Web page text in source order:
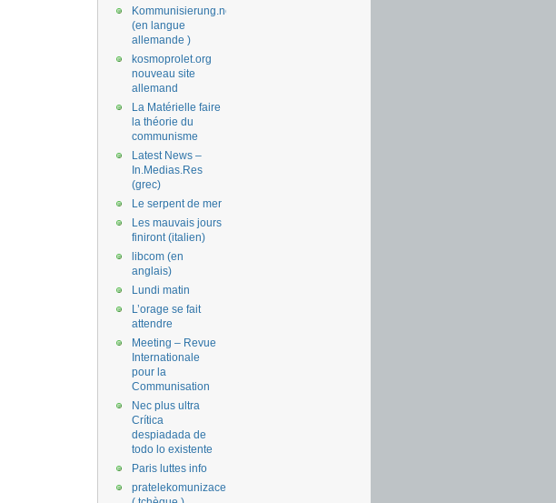
Kommunisierung.net
(en langue
allemande )
kosmoprolet.org
nouveau site
allemand
La Matérielle faire
la théorie du
communisme
Latest News –
In.Medias.Res
(grec)
Le serpent de mer
Les mauvais jours
finiront (italien)
libcom (en
anglais)
Lundi matin
L’orage se fait
attendre
Meeting – Revue
Internationale
pour la
Communisation
Nec plus ultra
Crítica
despiadada de
todo lo existente
Paris luttes info
pratelekomunizace